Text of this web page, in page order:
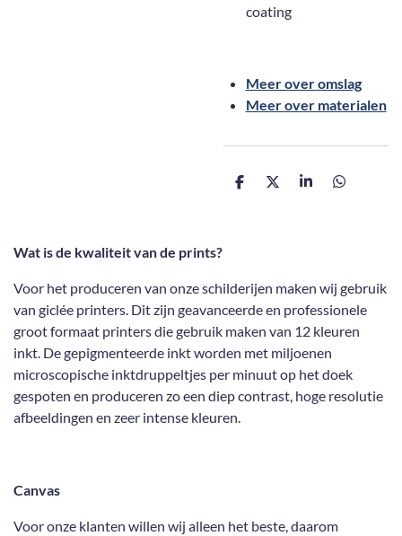
coating
Meer over omslag
Meer over materialen
D
D
S
D
Wat is de kwaliteit van de prints?
Voor het produceren van onze schilderijen maken wij gebruik
van giclée printers. Dit zijn geavanceerde en professionele
groot formaat printers die gebruik maken van 12 kleuren
inkt. De gepigmenteerde inkt worden met miljoenen
microscopische inktdruppeltjes per minuut op het doek
gespoten en produceren zo een diep contrast, hoge resolutie
afbeeldingen en zeer intense kleuren.
Canvas
Voor onze klanten willen wij alleen het beste, daarom